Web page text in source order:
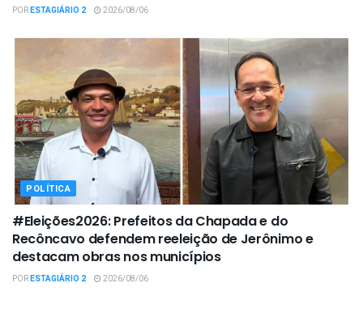
PORESTAGIÁRIO 2 2026/08/06
POLÍTICA
#Eleições2026: Prefeitos da Chapada e do
Recôncavo defendem reeleição de Jerônimo e
destacam obras nos municípios
PORESTAGIÁRIO 2 2026/08/06